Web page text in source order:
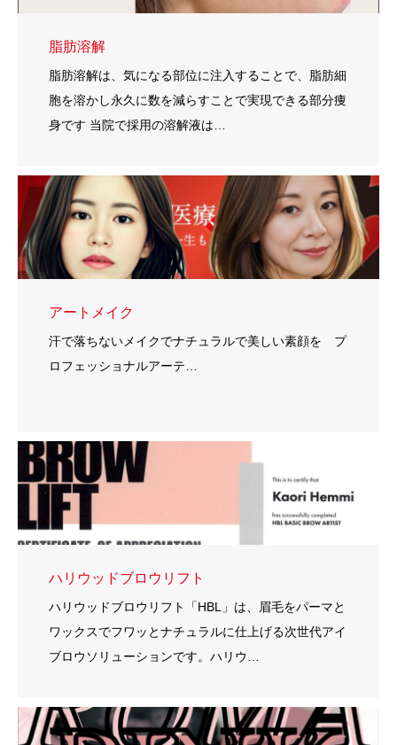
脂肪溶解
脂肪溶解は、気になる部位に注入することで、脂肪細
胞を溶かし永久に数を減らすことで実現できる部分痩
身です 当院で採用の溶解液は…
アートメイク
汗で落ちないメイクでナチュラルで美しい素顔を プ
ロフェッショナルアーテ…
ハリウッドブロウリフト
ハリウッドブロウリフト「HBL」は、眉毛をパーマと
ワックスでフワッとナチュラルに仕上げる次世代アイ
ブロウソリューションです。ハリウ…